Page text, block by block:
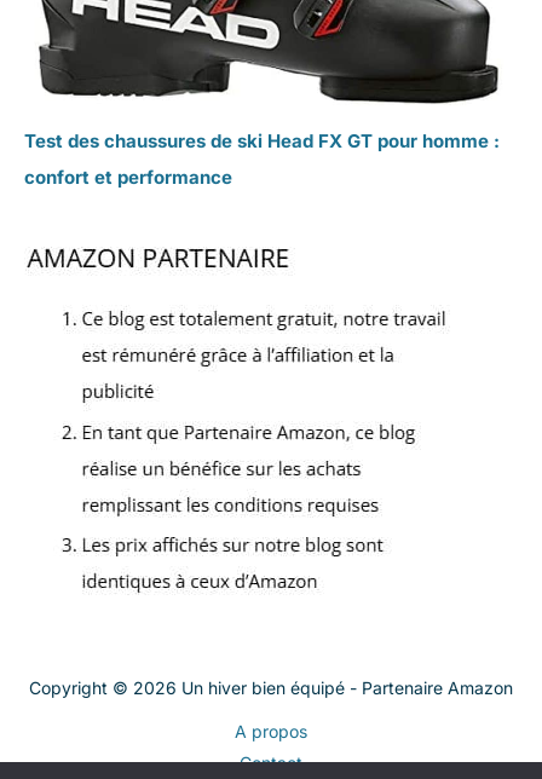
Test des chaussures de ski Head FX GT pour homme :
confort et performance
Copyright © 2026 Un hiver bien équipé - Partenaire Amazon
A propos
Contact